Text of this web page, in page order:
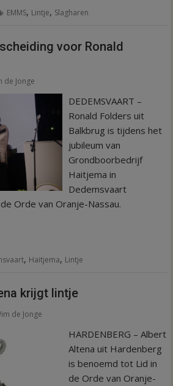
EMMS, Lintje, Slagharen
voor Ronald
de Jonge
DEDEMSVAART –
Ronald Folders uit
Balkbrug is tijdens het
jubileum van
Grondboorbedrijf
Haitjema in
Dedemsvaart
Orde van Oranje-Nassau.
, Haitjema, Lintje
krijgt lintje
de Jonge
HARDENBERG – Albert
Altena uit Hardenberg
is benoemd tot Lid in
de Orde van Oranje-